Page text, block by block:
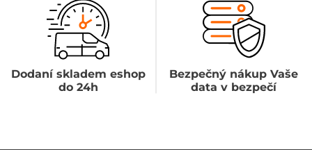
Dodaní skladem eshop
do 24h
Bezpečný nákup Vaše
data v bezpečí